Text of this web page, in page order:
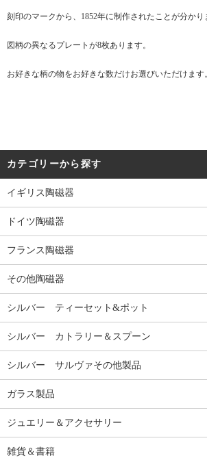
刻印のマークから、1852年に制作されたことが分かり
図柄の異なるプレートが8枚あります。
お好きな柄の物をお好きな数だけお選びいただけます。
カテゴリーから探す
イギリス陶磁器
ドイツ陶磁器
フランス陶磁器
その他陶磁器
シルバー ティーセット&ポット
シルバー カトラリー＆スプーン
シルバー サルヴァその他製品
ガラス製品
ジュエリー＆アクセサリー
雑貨＆書籍